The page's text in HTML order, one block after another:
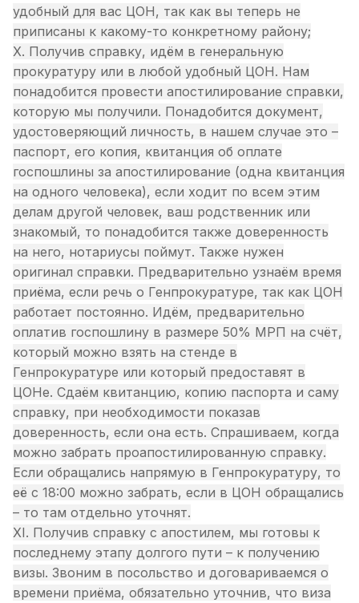
удобный для вас ЦОН, так как вы теперь не
приписаны к какому-то конкретному району;
X. Получив справку, идём в генеральную
прокуратуру или в любой удобный ЦОН. Нам
понадобится провести апостилирование справки,
которую мы получили. Понадобится документ,
удостоверяющий личность, в нашем случае это –
паспорт, его копия, квитанция об оплате
госпошлины за апостилирование (одна квитанция
на одного человека), если ходит по всем этим
делам другой человек, ваш родственник или
знакомый, то понадобится также доверенность
на него, нотариусы поймут. Также нужен
оригинал справки. Предварительно узнаём время
приёма, если речь о Генпрокуратуре, так как ЦОН
работает постоянно. Идём, предварительно
оплатив госпошлину в размере 50% МРП на счёт,
который можно взять на стенде в
Генпрокуратуре или который предоставят в
ЦОНе. Сдаём квитанцию, копию паспорта и саму
справку, при необходимости показав
доверенность, если она есть. Спрашиваем, когда
можно забрать проапостилированную справку.
Если обращались напрямую в Генпрокуратуру, то
её с 18:00 можно забрать, если в ЦОН обращались
– то там отдельно уточнят.
XI. Получив справку с апостилем, мы готовы к
последнему этапу долгого пути – к получению
визы. Звоним в посольство и договариваемся о
времени приёма, обязательно уточнив, что виза